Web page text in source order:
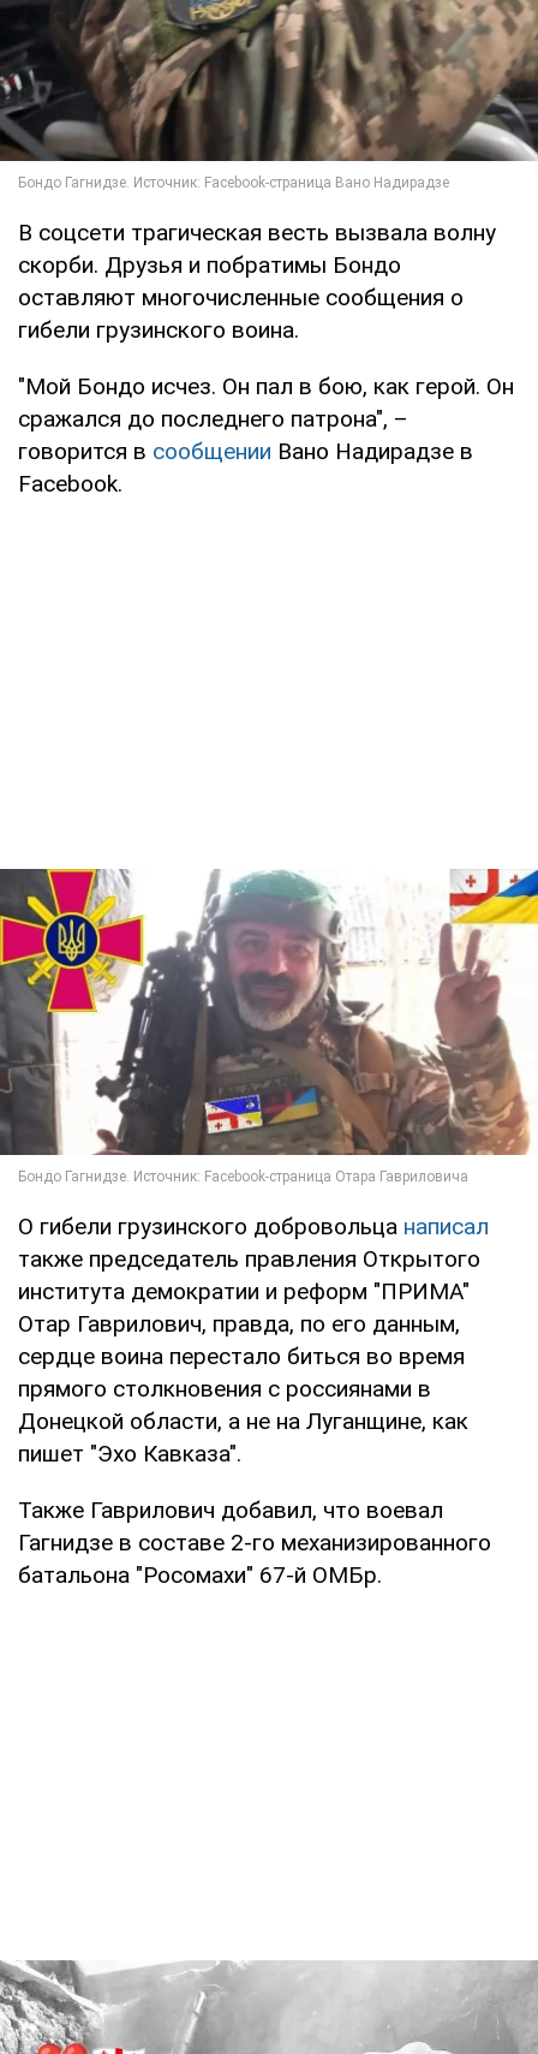
В соцсети трагическая весть вызвала волну
скорби. Друзья и побратимы Бондо
оставляют многочисленные сообщения о
гибели грузинского воина.
"Мой Бондо исчез. Он пал в бою, как герой. Он
сражался до последнего патрона", –
говорится в сообщении Вано Надирадзе в
Facebook.
О гибели грузинского добровольца написал
также председатель правления Открытого
института демократии и реформ "ПРИМА"
Отар Гаврилович, правда, по его данным,
сердце воина перестало биться во время
прямого столкновения с россиянами в
Донецкой области, а не на Луганщине, как
пишет "Эхо Кавказа".
Также Гаврилович добавил, что воевал
Гагнидзе в составе 2-го механизированного
батальона "Росомахи" 67-й ОМБр.